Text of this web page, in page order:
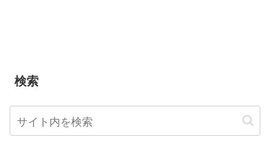
検索